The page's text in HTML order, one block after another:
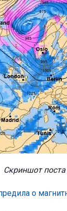
Скриншот
о